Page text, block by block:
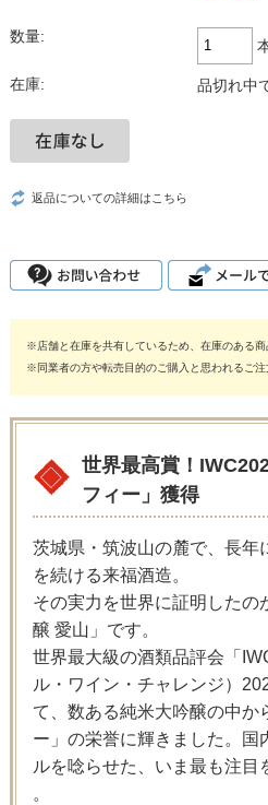
数量:
在庫: 品切れ中
返品についての詳細はこちら
※店舗と在庫を共有しているため、在庫のある商
※同業者の方や転売目的のご購入と思われるご注
世界最高賞！
フィー」獲得
茨城県・筑波山の麓で、長年
を続ける来福酒造。
その実力を世界に証明したの
醸 愛山」です。
世界最大級の酒類品評会「
ル・ワイン・チャレンジ）
て、数ある純米大吟醸の中か
ー」の栄誉に輝きました。国
ルを唸らせた、いま最も注目
。